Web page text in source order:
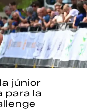
júnior
para la